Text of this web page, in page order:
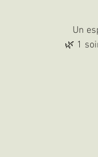
Un
🌿 1